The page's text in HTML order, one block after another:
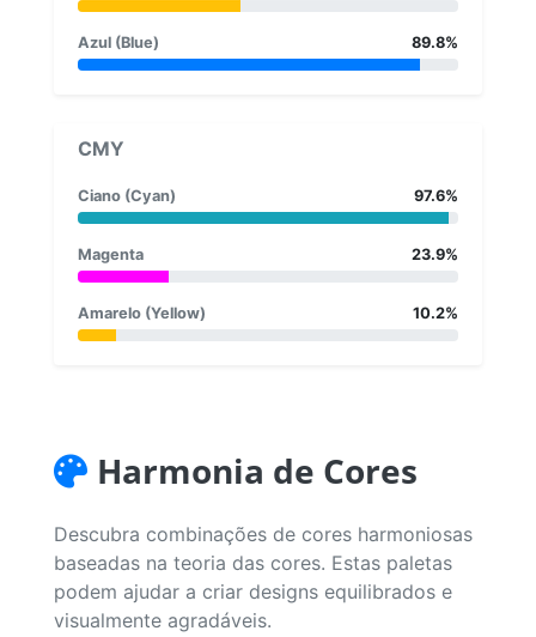
Azul (Blue) 89.8%
CMY
Ciano (Cyan) 97.6%
Magenta 23.9%
Amarelo (Yellow) 10.2%
Harmonia de Cores
Descubra combinações de cores harmoniosas
baseadas na teoria das cores. Estas paletas
podem ajudar a criar designs equilibrados e
visualmente agradáveis.